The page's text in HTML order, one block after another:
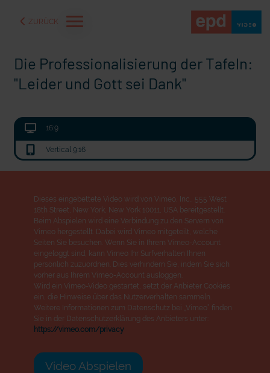
ZURÜCK
oder "Deppen der "Wir bauen Cherson wieder auf" - Optimismus in der
Die Professionalisierung der Tafeln:
"Leider und Gott sei Dank"
16:9
Vertical 9:16
Dieses eingebettete Video wird von Vimeo, Inc., 555 West
18th Street, New York, New York 10011, USA bereitgestellt.
Beim Abspielen wird eine Verbindung zu den Servern von
Vimeo hergestellt. Dabei wird Vimeo mitgeteilt, welche
Seiten Sie besuchen. Wenn Sie in Ihrem Vimeo-Account
eingeloggt sind, kann Vimeo Ihr Surfverhalten Ihnen
persönlich zuzuordnen. Dies verhindern Sie, indem Sie sich
vorher aus Ihrem Vimeo-Account ausloggen.
Wird ein Vimeo-Video gestartet, setzt der Anbieter Cookies
ein, die Hinweise über das Nutzerverhalten sammeln.
Weitere Informationen zum Datenschutz bei „Vimeo“ finden
Sie in der Datenschutzerklärung des Anbieters unter:
https://vimeo.com/privacy
Video Abspielen